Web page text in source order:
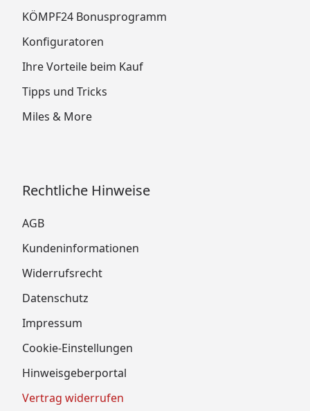
KÖMPF24 Bonusprogramm
Konfiguratoren
Ihre Vorteile beim Kauf
Tipps und Tricks
Miles & More
Rechtliche Hinweise
AGB
Kundeninformationen
Widerrufsrecht
Datenschutz
Impressum
Cookie-Einstellungen
Hinweisgeberportal
Vertrag widerrufen